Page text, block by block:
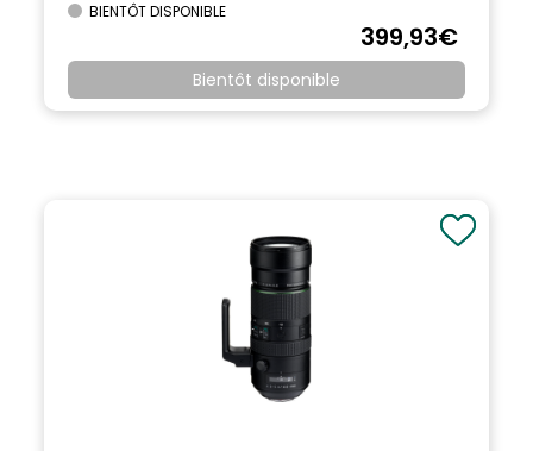
BIENTÔT DISPONIBLE
399,93€
Bientôt disponible